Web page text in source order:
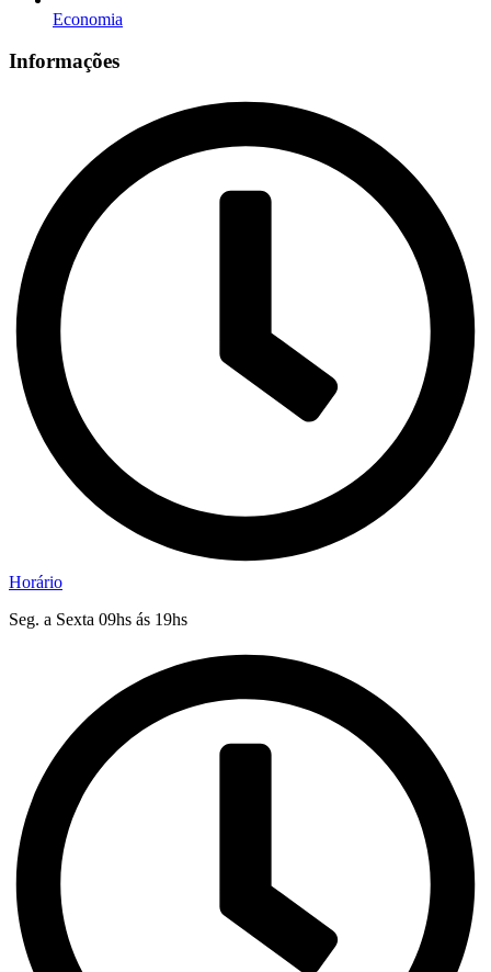
Economia
Informações
Horário
Seg. a Sexta 09hs ás 19hs